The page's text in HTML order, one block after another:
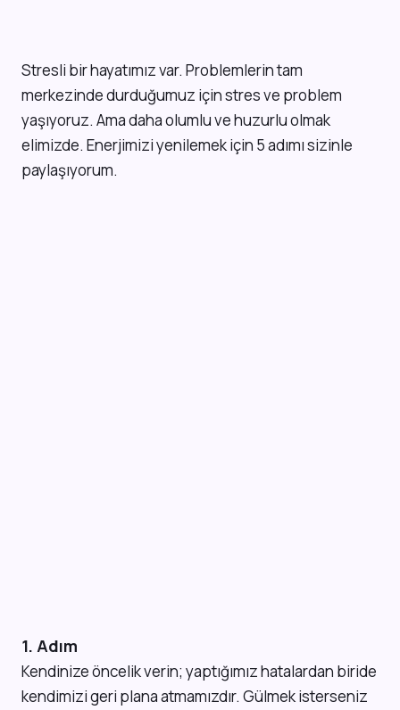
Stresli bir hayatımız var. Problemlerin tam
merkezinde durduğumuz için stres ve problem
yaşıyoruz. Ama daha olumlu ve huzurlu olmak
elimizde. Enerjimizi yenilemek için 5 adımı sizinle
paylaşıyorum.
1. Adım
Kendinize öncelik verin; yaptığımız hatalardan biride
kendimizi geri plana atmamızdır. Gülmek isterseniz